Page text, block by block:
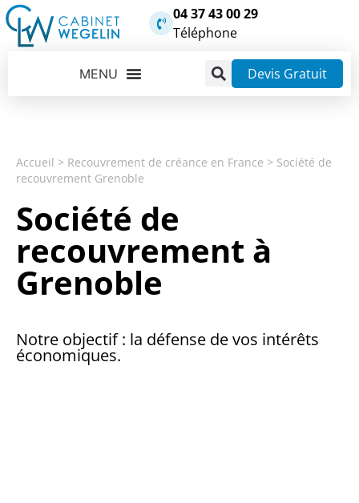
04 37 43 00 29
Téléphone
Devis Gratuit
Accueil > Recouvrement de créance en France > Société de
recouvrement Grenoble
Société de
recouvrement à
Grenoble
Notre objectif : la défense de vos intérêts
économiques.